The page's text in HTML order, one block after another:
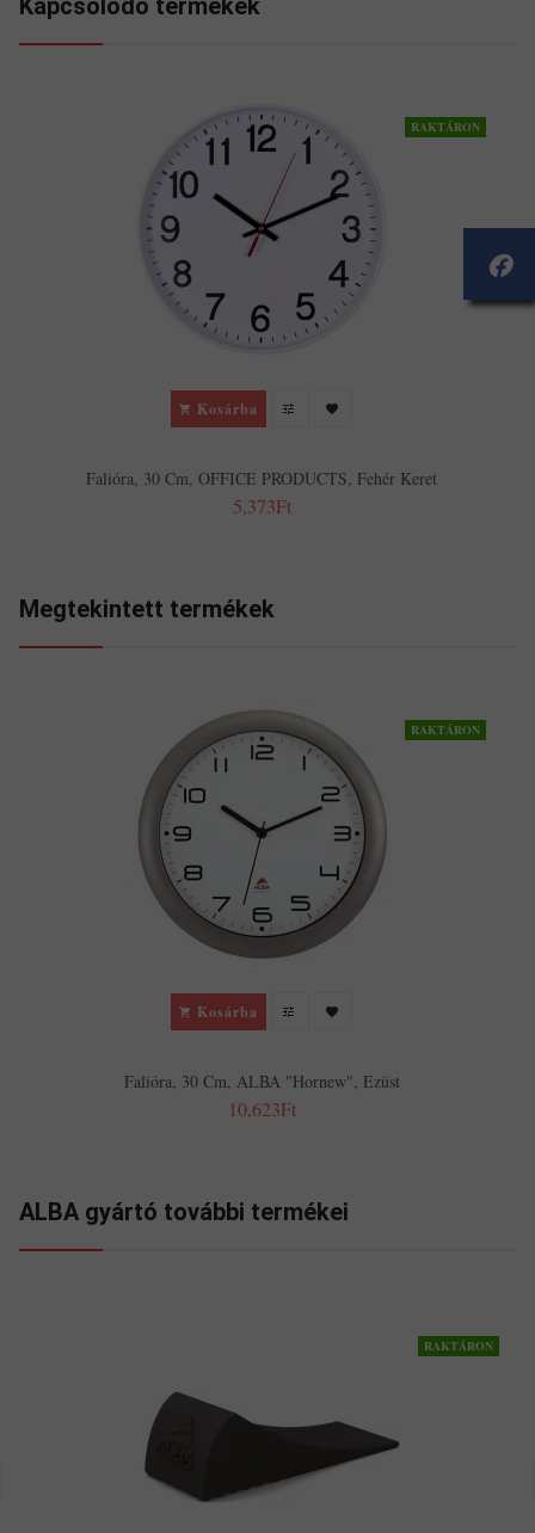
Kapcsolodó termékek
RAKTÁRON
Kosárba
Falióra, 30 Cm, OFFICE PRODUCTS, Fehér Keret
5,373Ft
Megtekintett termékek
RAKTÁRON
Kosárba
Falióra, 30 Cm, ALBA "Hornew", Ezüst
10,623Ft
ALBA gyártó további termékei
RAKTÁRON